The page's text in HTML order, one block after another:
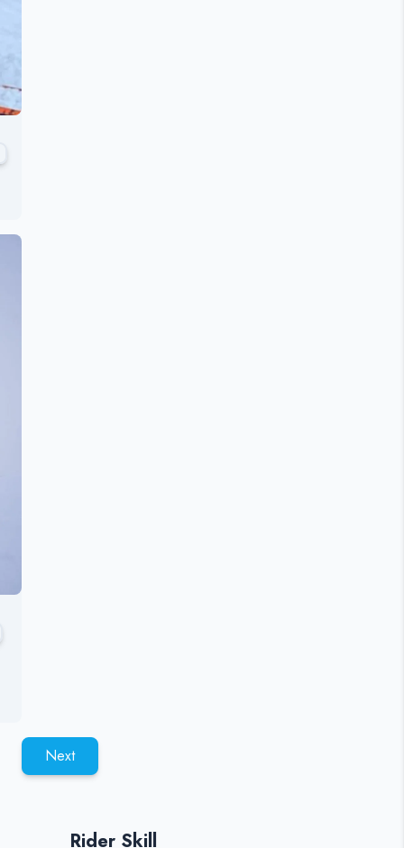
Next
Rider Skill